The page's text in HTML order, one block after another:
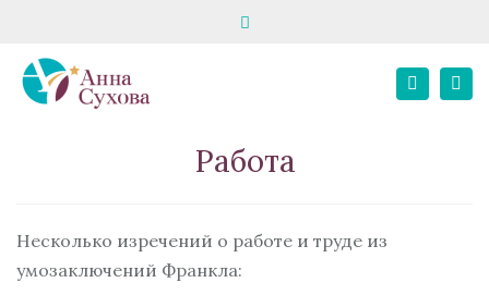
запись на консультацию
+7 916 195 82 80
школа «Твой психолог»
+7 967 068 02 21
Работа
Несколько изречений о работе и труде из
умозаключений Франкла: